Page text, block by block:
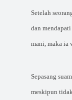
Setelah
dan
mani, maka ia
Sepasang
meskipun